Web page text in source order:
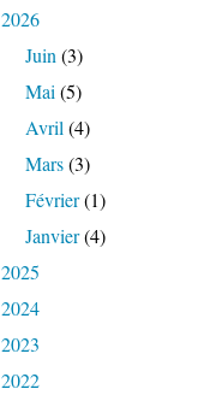
2026
Juin (3)
Mai (5)
Avril (4)
Mars(3)
Février(1)
Janvier(4)
2025
2024
2023
2022